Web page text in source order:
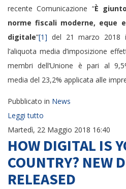
recente Comunicazione “È
norme fiscali moderne, eque
digitale”[1] del 21 marzo 2018
l’aliquota media d’imposizione
membri dell’Unione è pari al
media del 23,2% applicata alle
Pubblicato in News
Leggi tutto
Martedì, 22 Maggio 2018 16:40
HOW DIGITAL IS
COUNTRY? NEW
RELEASED